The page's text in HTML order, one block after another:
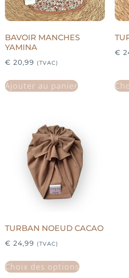
BAVOIR MANCHES
YAMINA
€ 20,99 (TVAC)
Ajouter au panier
€
TURBAN NOEUD CACAO
€ 24,99 (TVAC)
Choix des options